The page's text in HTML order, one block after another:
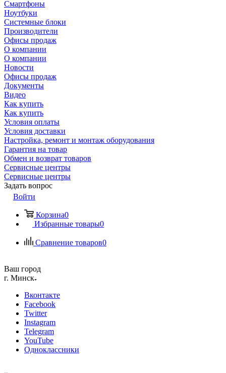
Смартфоны
Ноутбуки
Системные блоки
Производители
Офисы продаж
О компании
О компании
Новости
Офисы продаж
Документы
Видео
Как купить
Как купить
Условия оплаты
Условия доставки
Настройка, ремонт и монтаж оборудования
Гарантия на товар
Обмен и возврат товаров
Сервисные центры
Сервисные центры
Задать вопрос
Войти
Корзина0
Избранные товары0
Сравнение товаров0
Ваш город
г. Минск
Вконтакте
Facebook
Twitter
Instagram
Telegram
YouTube
Одноклассники